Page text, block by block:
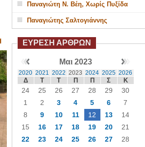
Παναγιώτη Ν. Βέη, Χωρίς Πυξίδα
Παναγιώτης Σαλτογιάννης
ΕΥΡΕΣΗ ΑΡΘΡΩΝ
Μαι 2023
2020 2021 2022 2023 2024 2025 2026
Δ Τ Τ Π Π Σ Κ
24 25 26 27 28 29
30
1
2 3 4 5 6
7
8
9 10 11 12 13
14
15
16 17 18 19 20
21
22
23 24 25 26 27
28